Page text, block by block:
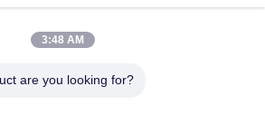
3:48 AM
are you looking for?